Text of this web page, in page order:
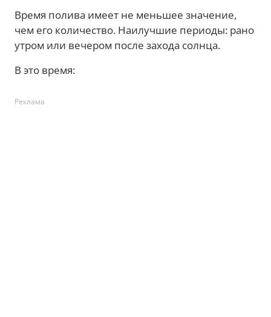
Время полива имеет не меньшее значение,
чем его количество. Наилучшие периоды: рано
утром или вечером после захода солнца.
В это время:
Реклама